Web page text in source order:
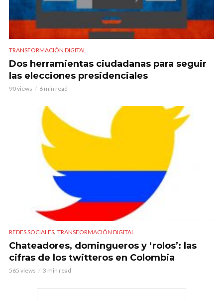
TRANSFORMACIÓN DIGITAL
Dos herramientas ciudadanas para seguir
las elecciones presidenciales
90 views 6 min read
REDES SOCIALES, TRANSFORMACIÓN DIGITAL
Chateadores, domingueros y ‘rolos’: las
cifras de los twitteros en Colombia
565 views 3 min read